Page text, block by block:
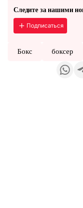
Следите за нашими
Подписаться
Бокс боксер